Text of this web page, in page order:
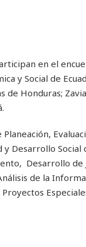
en el
y Social de
de Honduras;
y Desarrollo
Desarrollo
de la